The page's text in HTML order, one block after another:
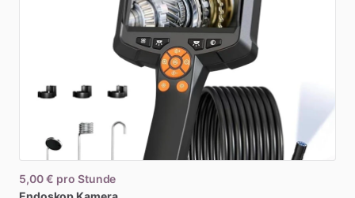
5,00 € pro Stunde